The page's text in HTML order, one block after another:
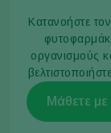
Κατανοήστε
οργανισμούς
Μάθετε